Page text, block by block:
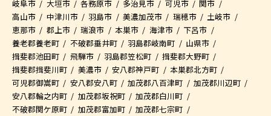
岐阜市 大垣市 各務原市 多治見市 可児市
関市
高山市
中津川市 羽島市 美濃加茂市 瑞穂市
土岐市
恵那市
郡上市 瑞浪市 本巣市 海津市
下呂市
養老郡養老町
不破郡垂井町 羽島郡岐南町
山県市
揖斐郡池田町
飛騨市 羽島郡笠松町
揖斐郡大野町
揖斐郡揖斐川町
美濃市 安八郡神戸町
本巣郡北方町
可児郡御嵩町
安八郡安八町 加茂郡八百津町
加茂郡川辺町
安八郡輪之内町
加茂郡坂祝町
加茂郡白川町
不破郡関ケ原町
加茂郡富加町
加茂郡七宗町